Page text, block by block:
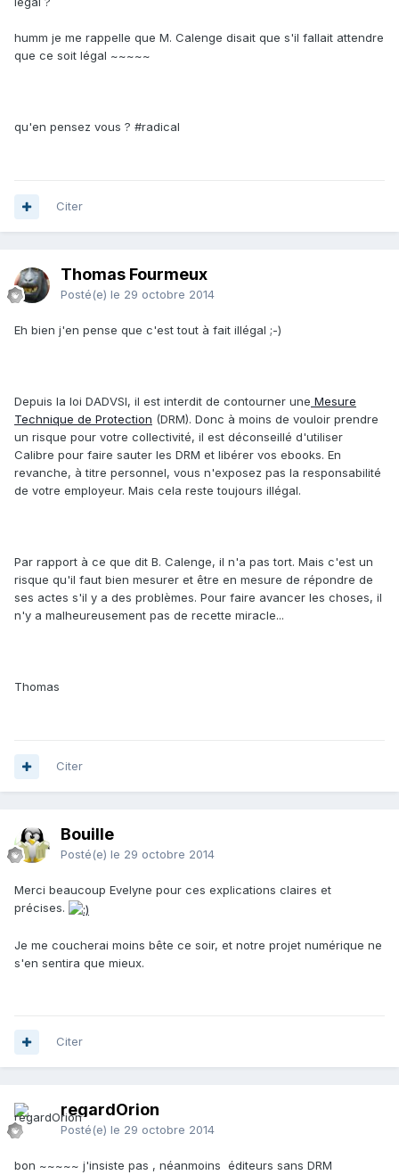
humm je me rappelle que M. Calenge disait que s'il fallait attendre
que ce soit légal ~~~~~
qu'en pensez vous ? #radical
Citer
Thomas Fourmeux
Posté(e) le 29 octobre 2014
Eh bien j'en pense que c'est tout à fait illégal ;-)
Depuis la loi DADVSI, il est interdit de contourner une Mesure
Technique de Protection (DRM). Donc à moins de vouloir prendre
un risque pour votre collectivité, il est déconseillé d'utiliser
Calibre pour faire sauter les DRM et libérer vos ebooks. En
revanche, à titre personnel, vous n'exposez pas la responsabilité
de votre employeur. Mais cela reste toujours illégal.
Par rapport à ce que dit B. Calenge, il n'a pas tort. Mais c'est un
risque qu'il faut bien mesurer et être en mesure de répondre de
ses actes s'il y a des problèmes. Pour faire avancer les choses, il
n'y a malheureusement pas de recette miracle...
Thomas
Citer
Bouille
Posté(e) le 29 octobre 2014
Merci beaucoup Evelyne pour ces explications claires et
précises.
Je me coucherai moins bête ce soir, et notre projet numérique ne
s'en sentira que mieux.
Citer
regardOrion
Posté(e) le 29 octobre 2014
bon ~~~~~ j'insiste pas , néanmoins éditeurs sans DRM